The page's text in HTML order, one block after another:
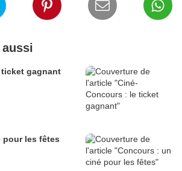
aussi
Concours : le ticket gagnant
les fêtes